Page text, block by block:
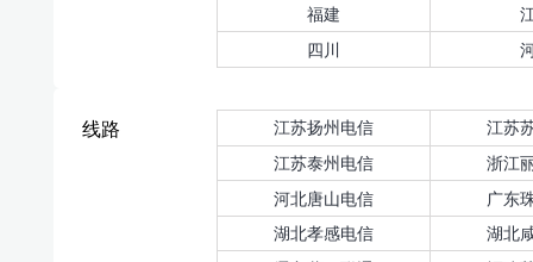
福建
四川
线路 江苏扬州电信
江苏
江苏泰州电信
浙江
河北唐山电信
广东
湖北孝感电信
湖北